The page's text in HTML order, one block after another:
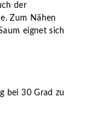
der
Zum Nähen
eignet sich
bei 30 Grad zu